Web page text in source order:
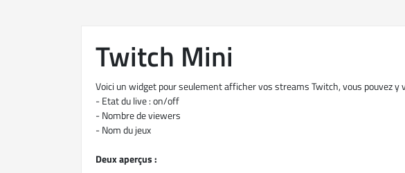
Twitch Mini
Voici un widget pour seulement afficher vos streams Twitch, vous pouvez
- Etat du live : on/off
- Nombre de viewers
- Nom du jeux
Deux aperçus :